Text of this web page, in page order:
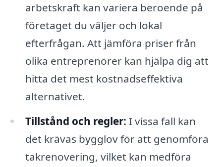
arbetskraft kan variera beroende på
företaget du väljer och lokal
efterfrågan. Att jämföra priser från
olika entreprenörer kan hjälpa dig att
hitta det mest kostnadseffektiva
alternativet.
Tillstånd och regler: I vissa fall kan
det krävas bygglov för att genomföra
takrenovering, vilket kan medföra